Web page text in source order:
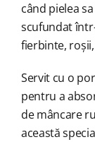
când pielea
scufundat
fierbinte,
Servit cu o
pentru a
de mâncare
această